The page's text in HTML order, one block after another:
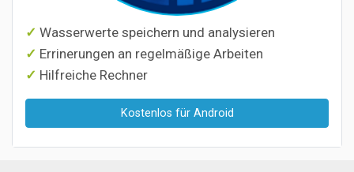
Wasserwerte speichern und analysieren
Errinerungen an regelmäßige Arbeiten
Hilfreiche Rechner
Kostenlos für Android